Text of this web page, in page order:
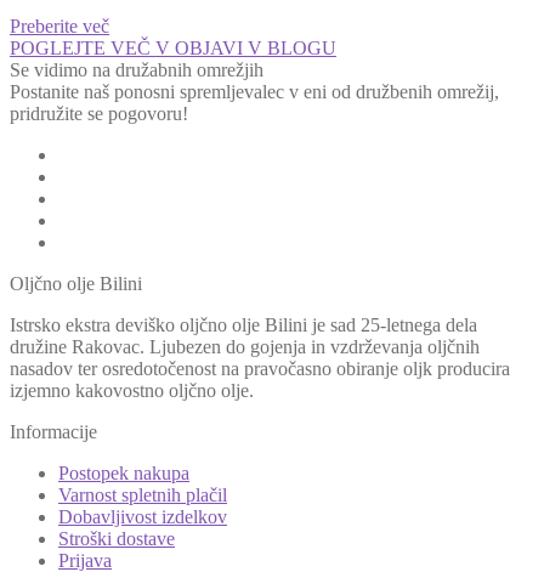
Preberite več
POGLEJTE VEČ V OBJAVI V BLOGU
Se vidimo na družabnih omrežjih
Postanite naš ponosni spremljevalec v eni od družbenih omrežij,
pridružite se pogovoru!
Oljčno olje Bilini
Istrsko ekstra deviško oljčno olje Bilini je sad 25-letnega dela
družine Rakovac. Ljubezen do gojenja in vzdrževanja oljčnih
nasadov ter osredotočenost na pravočasno obiranje oljk producira
izjemno kakovostno oljčno olje.
Informacije
Postopek nakupa
Varnost spletnih plačil
Dobavljivost izdelkov
Stroški dostave
Prijava